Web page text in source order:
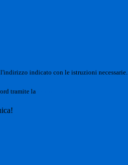
indicato con le istruzioni necessarie.
tramite la